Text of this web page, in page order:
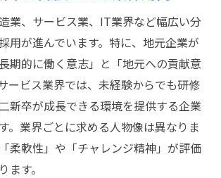
二新卒が選ぶワークライフバランス
業の特徴
卒とは違う職場での生活充実ポイン
で第二新卒が休暇や福利厚生を確認
法
卒が失敗しない企業選びの判断基準
二新卒に合う働き方とその見極め方
業、サービス業、IT業界など幅広い分
用が進んでいます。特に、地元企業が
期的に働く意志」と「地元への貢献意
ービス業界では、未経験からでも研修
新卒が成長できる環境を提供する企業
。業界ごとに求める人物像は異なりま
柔軟性」や「チャレンジ精神」が評価
ます。